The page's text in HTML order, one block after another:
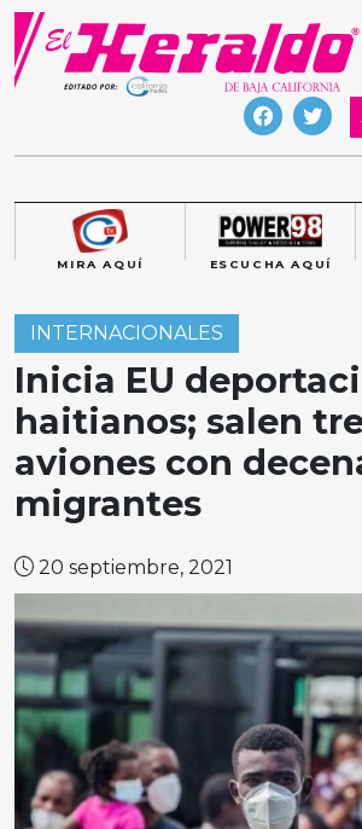
Skip
content
MIRA AQUÍ ESCUCHA AQUÍ
INTERNACIONALES
Inicia EU
haitianos; salen
aviones con
migrantes
20 septiembre, 2021